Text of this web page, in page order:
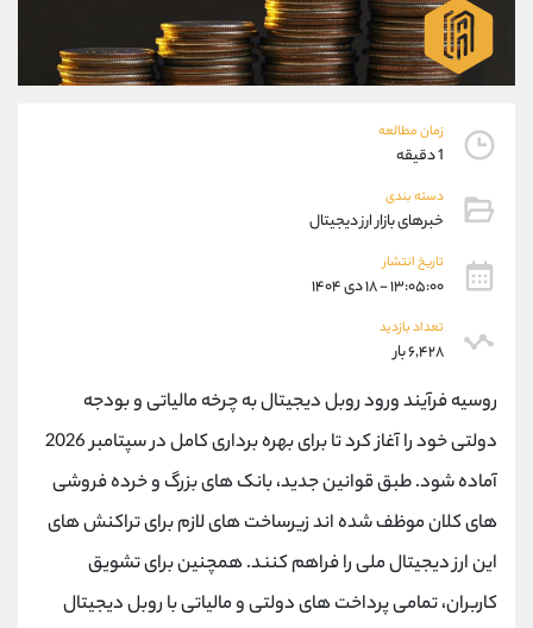
زمان مطالعه
1 دقیقه
دسته بندی
خبرهای بازار ارز دیجیتال
تاریخ انتشار
۱۳:۰۵:۰۰ - ۱۸ دی ۱۴۰۴
تعداد بازدید
۶,۴۲۸ بار
روسیه فرآیند ورود روبل دیجیتال به چرخه مالیاتی و بودجه
دولتی خود را آغاز کرد تا برای بهره برداری کامل در سپتامبر 2026
آماده شود. طبق قوانین جدید، بانک های بزرگ و خرده فروشی
های کلان موظف شده اند زیرساخت های لازم برای تراکنش های
این ارز دیجیتال ملی را فراهم کنند. همچنین برای تشویق
کاربران، تمامی پرداخت های دولتی و مالیاتی با روبل دیجیتال
واتساپ
تلگرام @Armteam_admin_104
پشتیبان فروش
موبایل
واتساپ
تلگرام
داخلی
اطلاعات تماس
021-22021030
بدون پیش شماره 90001030
اینستاگرام @alireza.mehrabii
کانال تلگرام @alirezamehrabi_com